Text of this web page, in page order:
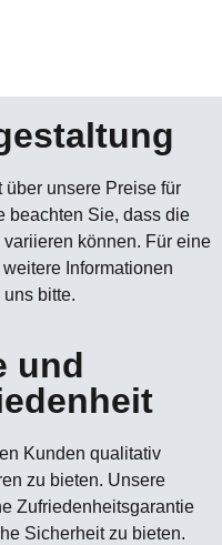
unsere Preise für
beachten Sie, dass die
können. Für eine
Informationen
bitte.
und
Kunden qualitativ
zu bieten. Unsere
Zufriedenheitsgarantie
Sicherheit zu bieten.